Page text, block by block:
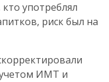
употреблял
риск был на
ИМТ и